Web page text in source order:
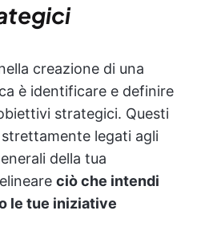
creazione di una
è identificare e definire
strategici. Questi
legati agli
della tua
ciò che intendi
le tue iniziative